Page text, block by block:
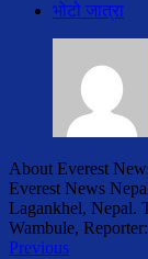
भोटो जात्रा
About Everest
Everest News
Lagankhel, Nepal.
Wambule,
Previous